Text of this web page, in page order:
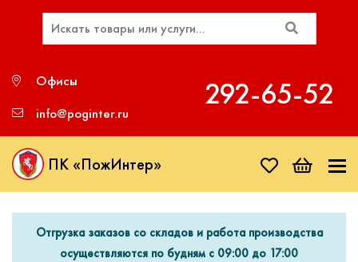
Офисы
info@poginter.ru
292‑65‑52
ПК «ПожИнтер»
Отгрузка заказов со складов и работа производства
осуществляются по будням с 09:00 до 17:00